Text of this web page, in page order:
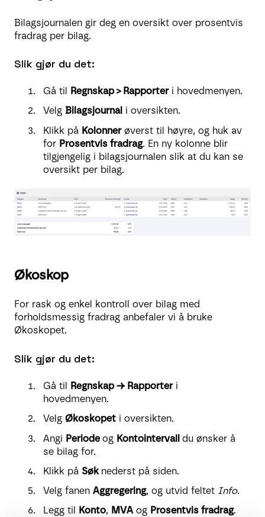
Bilagsjournalen gir deg en oversikt over prosentvis
fradrag per bilag.
Slik gjør du det:
Gå til Regnskap > Rapporteri hovedmenyen.
Velg Bilagsjournal i oversikten.
Klikk på Kolonnerøverst til høyre, og huk av
for Prosentvis fradrag. En ny kolonne blir
tilgjengelig i bilagsjournalen slik at du kan se
oversikt per bilag.
Økoskop
For rask og enkel kontroll over bilag med
forholdsmessig fradrag anbefaler vi å bruke
Økoskopet.
Slik gjør du det:
Gå til Regnskap → Rapporteri
hovedmenyen.
Velg Økoskopet i oversikten.
Angi Periodeog Kontointervall du ønsker å
se bilag for.
Klikk på Søk nederst på siden.
Velg fanen Aggregering, og utvid feltet Info.
Legg til Konto, MVA og Prosentvis fradrag.